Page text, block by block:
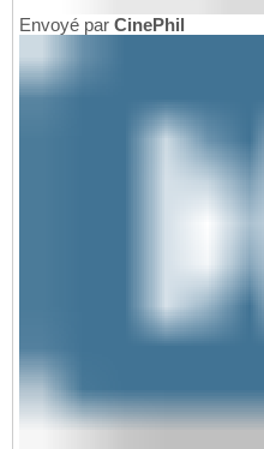
Envoyé par CinePhil